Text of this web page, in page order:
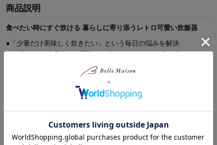
商品説明
食べたい時にすぐ炊ける 暮らしに寄り添うレトロ可愛い炊飯器
●「少量だけ美味しく炊きたい」という毎日の悩みを解決
●0.5合からの少量炊きが可能で、余らせることなく常に炊きたてを
●スイッチ一つの簡単操作で、最短約19分（0.5合時）の素早い炊き
※浸水時間は含まれていません
●場所を取らないコンパクト設計で、キッチンがすっきり片付くサ
イズ感